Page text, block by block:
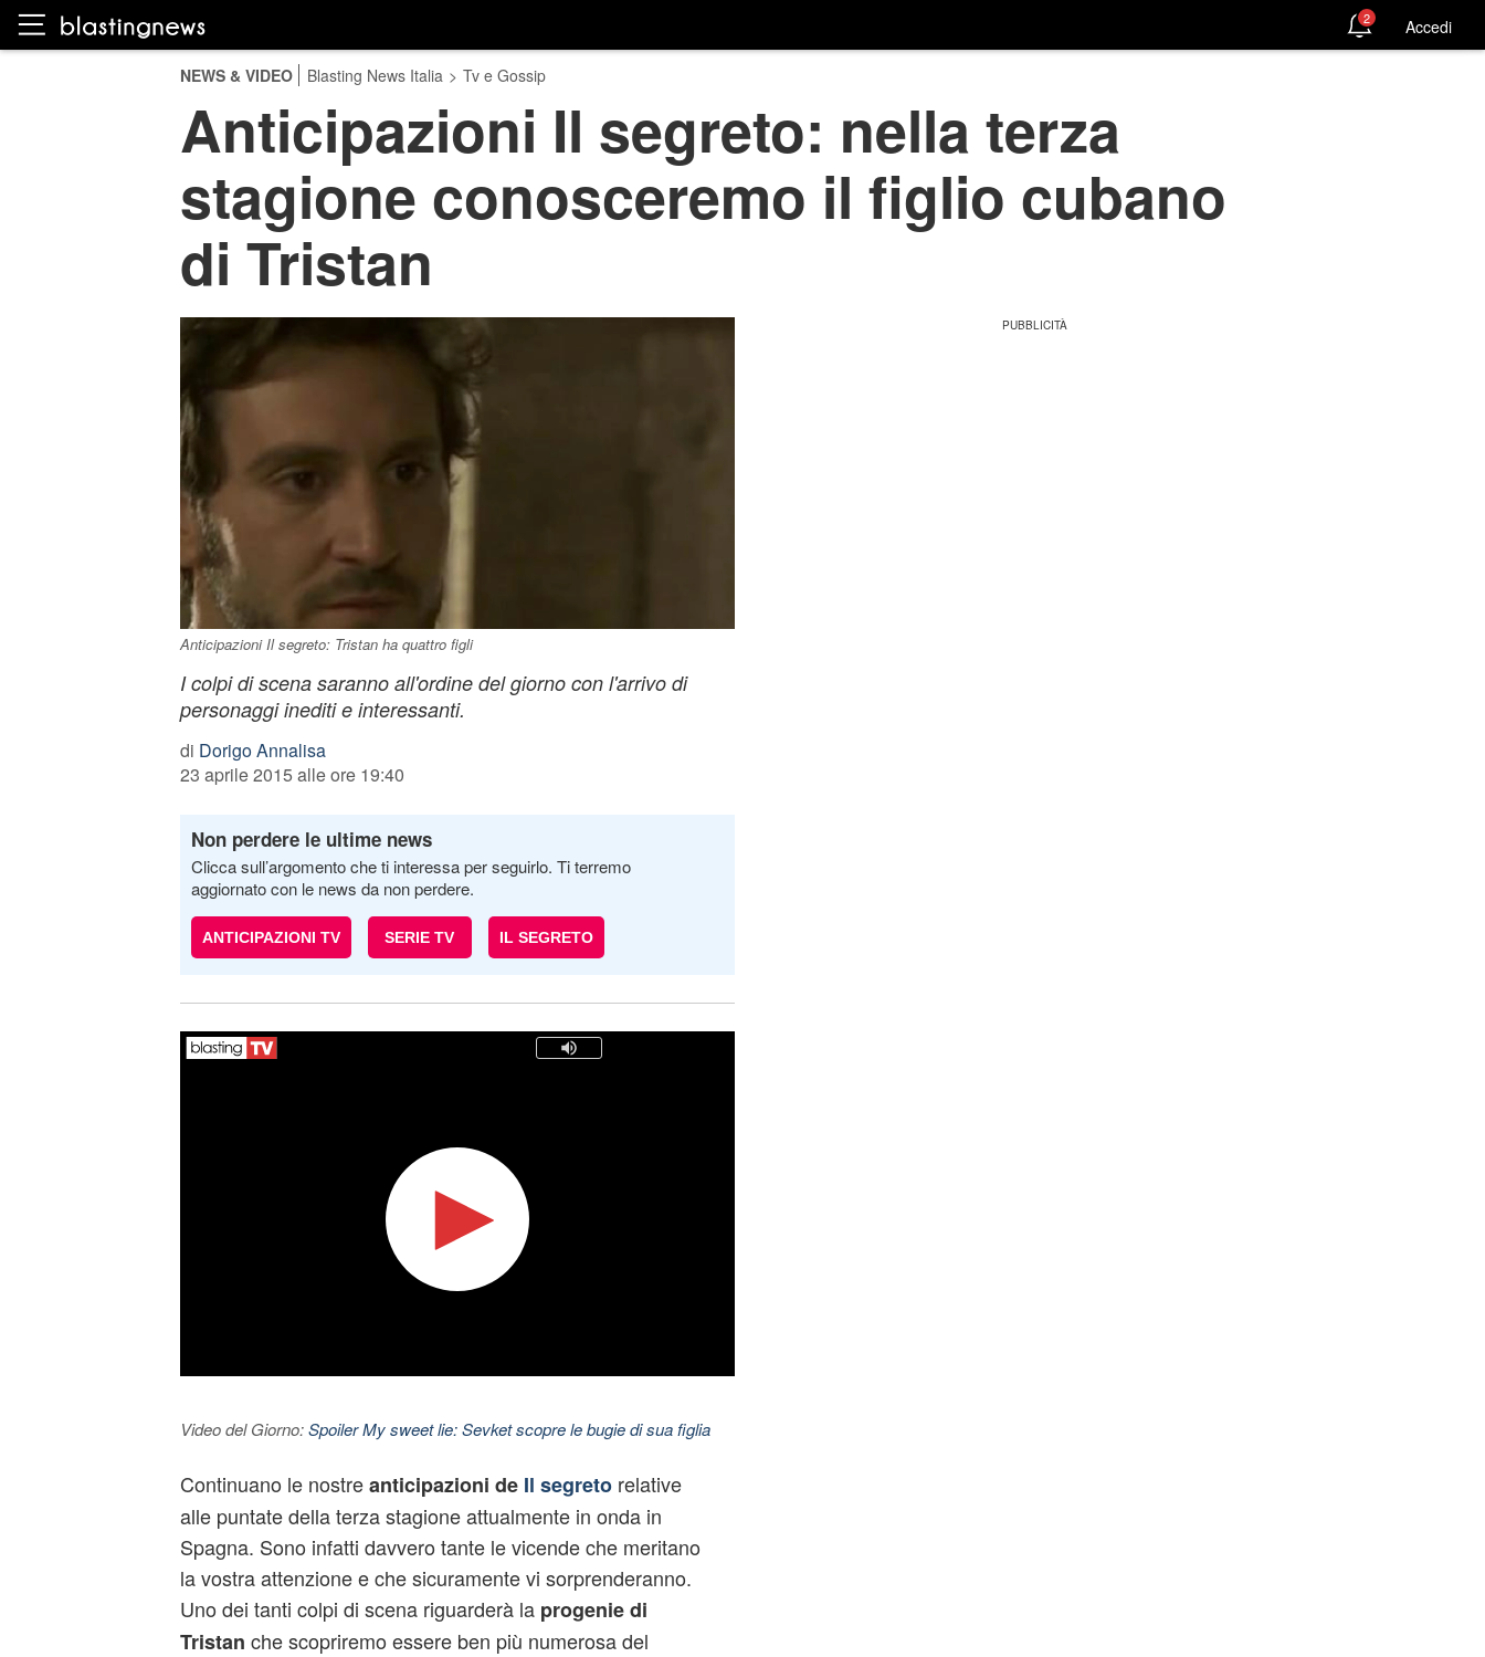
2 Accedi
NEWS & VIDEO Blasting News Italia > Tv e Gossip
Anticipazioni Il segreto: nella terza
stagione conosceremo il figlio cubano
di Tristan
Anticipazioni Il segreto: Tristan ha quattro figli
I colpi di scena saranno all'ordine del giorno con l'arrivo di
personaggi inediti e interessanti.
di Dorigo Annalisa
23 aprile 2015 alle ore 19:40
Non perdere le ultime news
Clicca sull’argomento che ti interessa per seguirlo. Ti terremo
aggiornato con le news da non perdere.
ANTICIPAZIONI TV SERIE TV IL SEGRETO
Video del Giorno:Spoiler My sweet lie: Sevket scopre le bugie di sua figlia
Continuano le nostreanticipazioni de Il segreto relative
alle puntate della terza stagione attualmente in onda in
Spagna. Sono infatti davvero tante le vicende che meritano
la vostra attenzione e che sicuramente vi sorprenderanno.
Uno dei tanti colpi di scena riguarderà la progenie di
Tristan che scopriremo essere ben più numerosa del